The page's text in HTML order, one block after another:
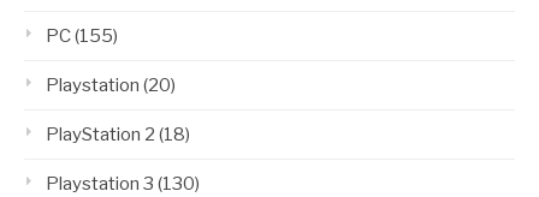
PC(155)
Playstation (20)
PlayStation 2 (18)
Playstation 3 (130)